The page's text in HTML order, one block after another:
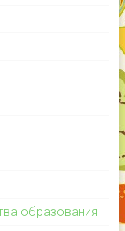
образования